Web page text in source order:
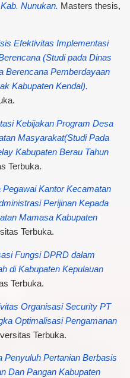
Nunukan. Masters thesis,
Efektivitas Implementasi
(Studi pada Dinas
Berencana Pemberdayaan
Kabupaten Kendal).
Kebijakan Program Desa
Masyarakat(Studi Pada
Kabupaten Berau Tahun
Terbuka.
Pegawai Kantor Kecamatan
Perijinan Kepada
Mamasa Kabupaten
Terbuka.
Fungsi DPRD dalam
di Kabupaten Kepulauan
Terbuka.
Organisasi Security PT
Optimalisasi Pengamanan
Terbuka.
Penyuluh Pertanian Berbasis
Dan Pangan Kabupaten